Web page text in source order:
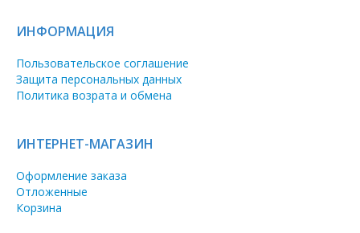
ИНФОРМАЦИЯ
Пользовательское соглашение
Защита персональных данных
Политика возрата и обмена
ИНТЕРНЕТ-МАГАЗИН
Оформление заказа
Отложенные
Корзина